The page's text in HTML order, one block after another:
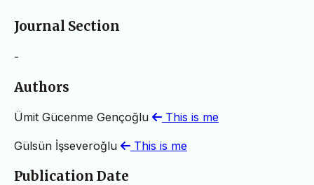
Journal Section
-
Authors
Ümit Gücenme Gençoğlu This is me
Gülsün İşseveroğlu This is me
Publication Date